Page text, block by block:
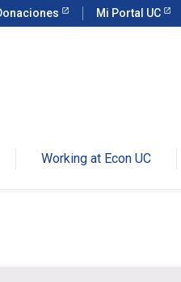
Mi Portal UC
Working at Econ UC